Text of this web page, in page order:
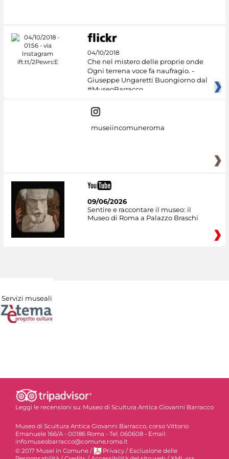
04/10/2018
Che nel mistero delle proprie onde
Ogni terrena voce fa naufragio. -
Giuseppe Ungaretti Buongiorno dal
#MuseoBarracco
museiincomuneroma
09/06/2026
Sentire e raccontare il museo: il
Museo di Roma a Palazzo Braschi
Servizi museali
Leggi le recensioni su: Museo di Scultura Antica Giovanni Barracco
Museo di Scultura Antica Giovanni Barracco, corso Vittorio
Emanuele 166/A - 00186 Roma - Tel. 060608 - Email:
info.museobarracco@comune.roma.it
© 2017 Musei in Comune / Privacy / Esclusione delle